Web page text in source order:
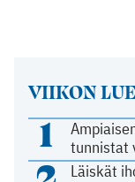
VIIKON
1
tunnistat
Läiskät